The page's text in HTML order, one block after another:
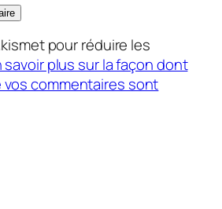
pour réduire les
savoir plus sur la façon dont
commentaires sont